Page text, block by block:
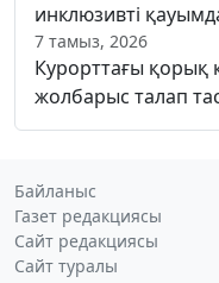
инклюзивті
7 тамыз, 2026
Курорттағы қорық
жолбарыс талап
Байланыс
Газет редакциясы
Сайт редакциясы
Сайт туралы